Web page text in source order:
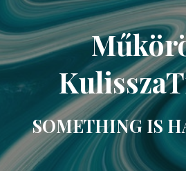
SOMETHING IS